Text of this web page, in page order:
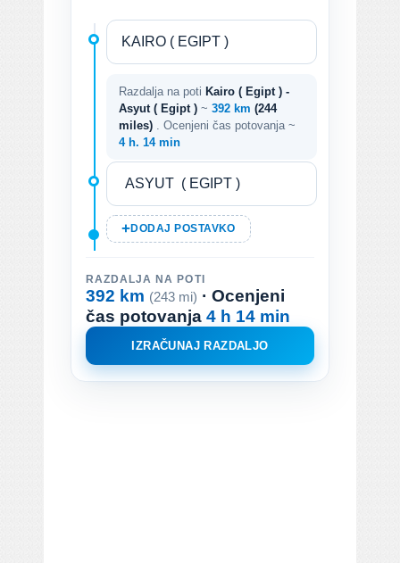
Razdalja na poti Kairo ( Egipt ) -
Asyut ( Egipt ) ~ 392 km (244
miles)
. Ocenjeni čas potovanja ~
4 h. 14 min
DODAJ POSTAVKO
RAZDALJA NA POTI
392 km (243 mi) · Ocenjeni
čas potovanja 4 h 14 min
IZRAČUNAJ RAZDALJO